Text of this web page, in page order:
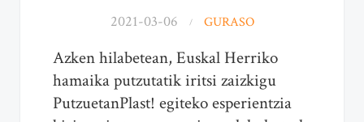
2021-03-06 GURASO
Azken hilabetean, Euskal Herriko
hamaika putzutatik iritsi zaizkigu
PutzuetanPlast! egiteko esperientzia